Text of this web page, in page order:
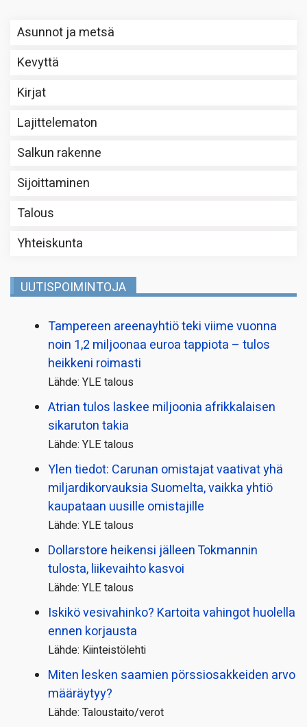
Asunnot ja metsä
Kevyttä
Kirjat
Lajittelematon
Salkun rakenne
Sijoittaminen
Talous
Yhteiskunta
UUTISPOIMINTOJA
Tampereen areenayhtiö teki viime vuonna
noin 1,2 miljoonaa euroa tappiota – tulos
heikkeni roimasti
Lähde: YLE talous
Atrian tulos laskee miljoonia afrikkalaisen
sikaruton takia
Lähde: YLE talous
Ylen tiedot: Carunan omistajat vaativat yhä
miljardi­korvauksia Suomelta, vaikka yhtiö
kaupataan uusille omistajille
Lähde: YLE talous
Dollarstore heikensi jälleen Tokmannin
tulosta, liikevaihto kasvoi
Lähde: YLE talous
Iskikö vesivahinko? Kartoita vahingot huolella
ennen korjausta
Lähde: Kiinteistölehti
Miten lesken saamien pörssi­osakkeiden arvo
määräytyy?
Lähde: Taloustaito/verot